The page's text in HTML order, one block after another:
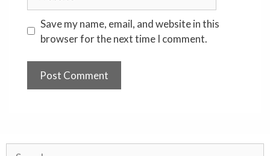
Save my name, email, and website in this
browser for the next time I comment.